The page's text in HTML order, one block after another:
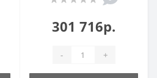
301 716р.
- +